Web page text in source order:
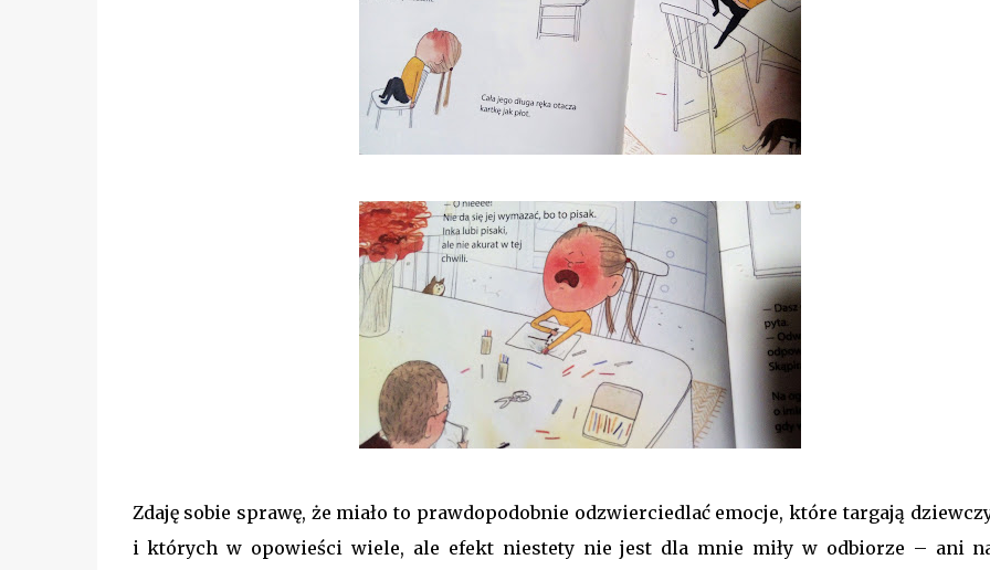
Zdaję sobie sprawę, że miało to prawdopodobnie odzwierciedlać emocje, które targają
i których w opowieści wiele, ale efekt niestety nie jest dla mnie miły w odbiorze – ani